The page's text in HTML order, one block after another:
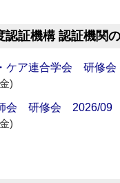
認証機構 認証機関
ケア連合学会 研修
)
会 研修会 2026/09
)